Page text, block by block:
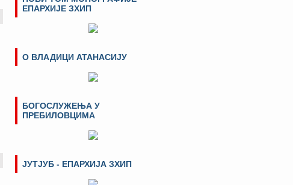
ЕПАРХИЈЕ ЗХИП
О ВЛАДИЦИ АТАНАСИЈУ
БОГОСЛУЖЕЊА У
ПРЕБИЛОВЦИМА
ЈУТЈУБ - ЕПАРХИЈА ЗХИП